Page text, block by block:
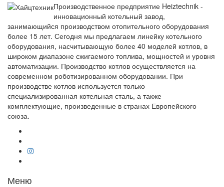
Производственное предприятие Heiztechnik -
инновационный котельный завод,
занимающийся производством отопительного оборудования
более 15 лет. Сегодня мы предлагаем линейку котельного
оборудования, насчитывающую более 40 моделей котлов, в
широком диапазоне сжигаемого топлива, мощностей и уровня
автоматизации. Производство котлов осуществляется на
современном роботизированном оборудовании. При
производстве котлов используется только
специализированная котельная сталь, а также
комплектующие, произведенные в странах Европейского
союза.
Меню